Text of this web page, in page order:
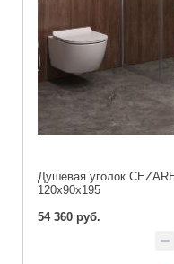
Душевая уголок
120x90x195
54 360 руб.